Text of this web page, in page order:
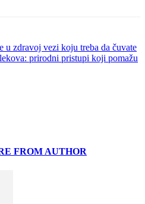
u zdravoj vezi koju treba da čuvate
prirodni pristupi koji pomažu
FROM AUTHOR